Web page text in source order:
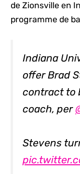
de Zionsville en
programme de
Indiana
offer Brad
contract to
coach, per
Stevens